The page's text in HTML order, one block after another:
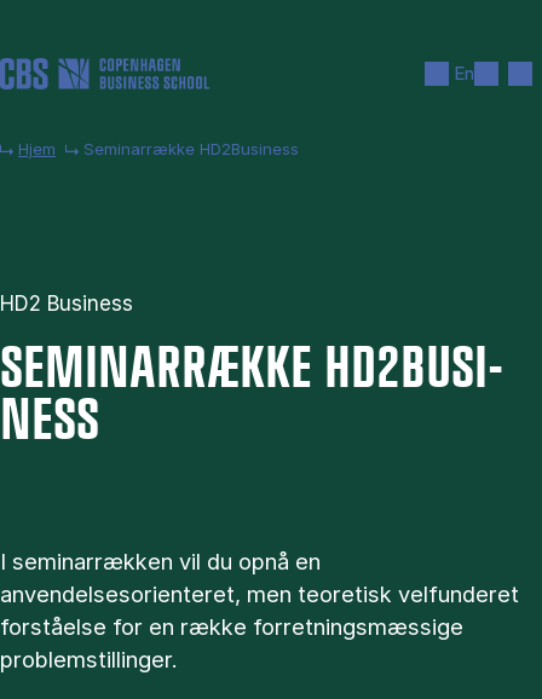
En
Hjem Seminarrække HD2Business
HD2 Business
SE­MI­NAR­RÆK­KE HD2BU­SI­
NESS
I seminarrækken vil du opnå en
anvendelsesorienteret, men teoretisk velfunderet
forståelse for en række forretningsmæssige
problemstillinger.